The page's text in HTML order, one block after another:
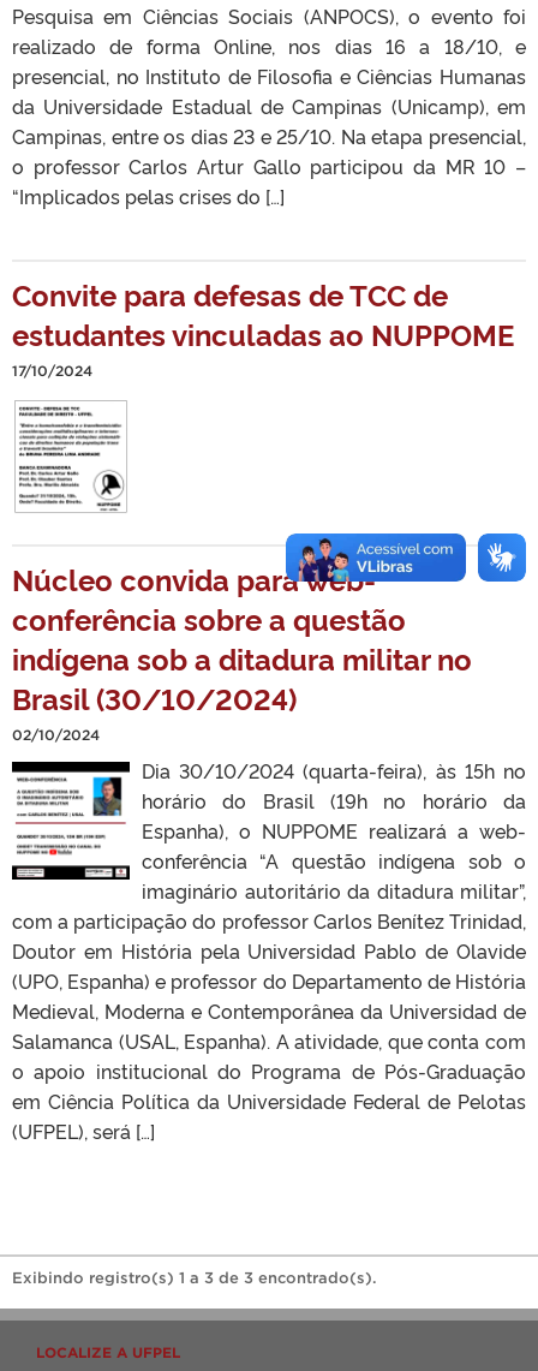
Pesquisa em Ciências Sociais (ANPOCS), o evento foi
realizado de forma Online, nos dias 16 a 18/10, e
presencial, no Instituto de Filosofia e Ciências Humanas
da Universidade Estadual de Campinas (Unicamp), em
Campinas, entre os dias 23 e 25/10. Na etapa presencial,
o professor Carlos Artur Gallo participou da MR 10 –
“Implicados pelas crises do […]
Convite para defesas de TCC de
estudantes vinculadas ao NUPPOME
17/10/2024
Núcleo convida para web-
conferência sobre a questão
indígena sob a ditadura militar no
Brasil (30/10/2024)
02/10/2024
Dia 30/10/2024 (quarta-feira), às 15h no
horário do Brasil (19h no horário da
Espanha), o NUPPOME realizará a web-
conferência “A questão indígena sob o
imaginário autoritário da ditadura militar”,
com a participação do professor Carlos Benítez Trinidad,
Doutor em História pela Universidad Pablo de Olavide
(UPO, Espanha) e professor do Departamento de História
Medieval, Moderna e Contemporânea da Universidad de
Salamanca (USAL, Espanha). A atividade, que conta com
o apoio institucional do Programa de Pós-Graduação
em Ciência Política da Universidade Federal de Pelotas
(UFPEL), será […]
Exibindo registro(s) 1 a 3 de 3 encontrado(s).
LOCALIZE A UFPEL